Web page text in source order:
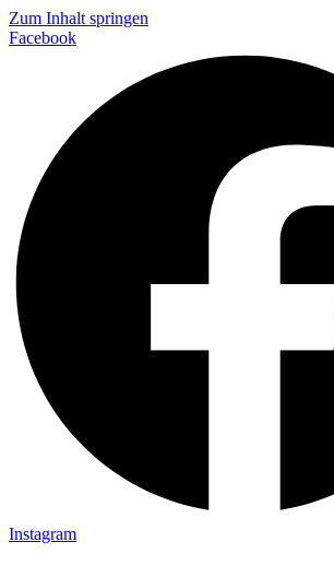
Zum Inhalt springen
Facebook
Instagram